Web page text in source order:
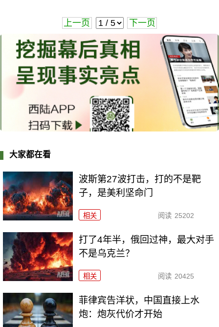
上一页 下一页
大家都在看
波斯第27波打击，打的不是靶
子，是美利坚命门
相关 阅读 25202
打了4年半，俄回过神，最大对手
不是乌克兰？
相关 阅读 20425
菲律宾告洋状，中国直接上水
炮：炮灰代价才开始